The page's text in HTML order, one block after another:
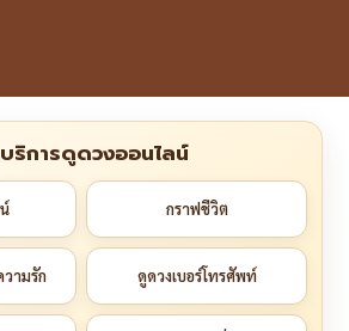
บริการดูดวงออนไลน์
กราฟชีวิต
วามรัก ดูดวงเบอร์โทรศัพท์